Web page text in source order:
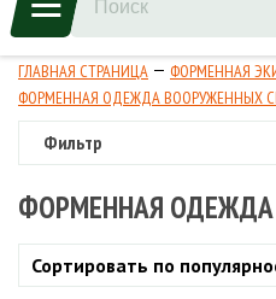
ГЛАВНАЯ СТРАНИЦА
ФОРМЕННАЯ
ФОРМЕННАЯ ОДЕЖДА ВООРУЖЕННЫХ
Фильтр
ФОРМЕННАЯ
Сортировать по